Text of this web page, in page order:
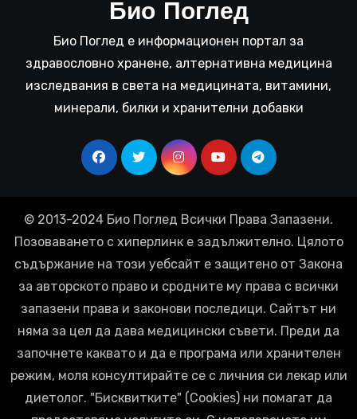
Био Поглед
Био Поглед е информационен портал за
здравословно хранене, алтернативна медицина
изследвания в света на медицината, витамини,
минерали, билки и хранителни добавки
© 2013-2024 Био Поглед Всички Права Запазени.
Позоваването с хиперлинк е задължително. Цялото
съдържание на този уебсайт е защитено от Закона
за авторското право и сродните му права с всички
запазени права и законови последици. Сайтът ни
няма за цел да дава медицински съвети. Преди да
започнете каквато и да е програма или хранителен
режим, моля консултирайте се с личния си лекар или
диетолог. "Бисквитките" (Cookies) ни помагат да